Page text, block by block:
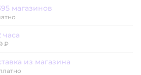
магазинов
часа
₽
из магазина